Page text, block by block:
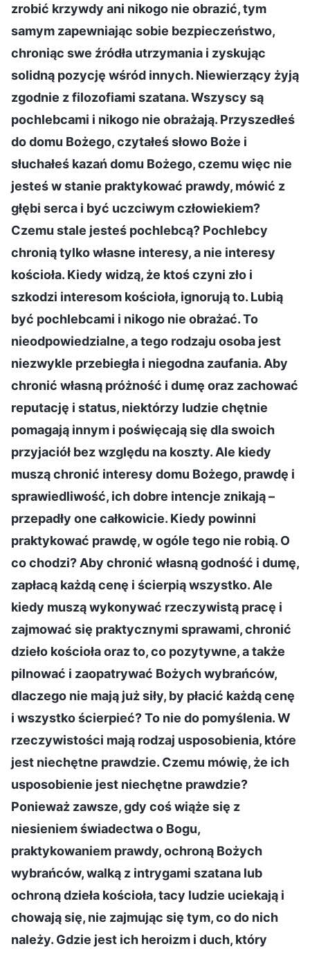
zrobić krzywdy ani nikogo nie obrazić, tym
samym zapewniając sobie bezpieczeństwo,
chroniąc swe źródła utrzymania i zyskując
solidną pozycję wśród innych. Niewierzący żyją
zgodnie z filozofiami szatana. Wszyscy są
pochlebcami i nikogo nie obrażają. Przyszedłeś
do domu Bożego, czytałeś słowo Boże i
słuchałeś kazań domu Bożego, czemu więc nie
jesteś w stanie praktykować prawdy, mówić z
głębi serca i być uczciwym człowiekiem?
Czemu stale jesteś pochlebcą? Pochlebcy
chronią tylko własne interesy, a nie interesy
kościoła. Kiedy widzą, że ktoś czyni zło i
szkodzi interesom kościoła, ignorują to. Lubią
być pochlebcami i nikogo nie obrażać. To
nieodpowiedzialne, a tego rodzaju osoba jest
niezwykle przebiegła i niegodna zaufania. Aby
chronić własną próżność i dumę oraz zachować
reputację i status, niektórzy ludzie chętnie
pomagają innym i poświęcają się dla swoich
przyjaciół bez względu na koszty. Ale kiedy
muszą chronić interesy domu Bożego, prawdę i
sprawiedliwość, ich dobre intencje znikają –
przepadły one całkowicie. Kiedy powinni
praktykować prawdę, w ogóle tego nie robią. O
co chodzi? Aby chronić własną godność i dumę,
zapłacą każdą cenę i ścierpią wszystko. Ale
kiedy muszą wykonywać rzeczywistą pracę i
zajmować się praktycznymi sprawami, chronić
dzieło kościoła oraz to, co pozytywne, a także
pilnować i zaopatrywać Bożych wybrańców,
dlaczego nie mają już siły, by płacić każdą cenę
i wszystko ścierpieć? To nie do pomyślenia. W
rzeczywistości mają rodzaj usposobienia, które
jest niechętne prawdzie. Czemu mówię, że ich
usposobienie jest niechętne prawdzie?
Ponieważ zawsze, gdy coś wiąże się z
niesieniem świadectwa o Bogu,
praktykowaniem prawdy, ochroną Bożych
wybrańców, walką z intrygami szatana lub
ochroną dzieła kościoła, tacy ludzie uciekają i
chowają się, nie zajmując się tym, co do nich
należy. Gdzie jest ich heroizm i duch, który